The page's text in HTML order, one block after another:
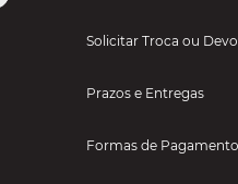
Solicitar Troca ou
Prazos e Entregas
Formas de Pagamento